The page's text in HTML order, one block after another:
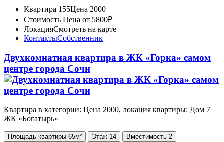
Квартира 155Цена 2000
Стоимость Цена от 5800₽
ЛокацияСмотреть на карте
КонтактыСобственник
Двухкомнатная квартира в ЖК «Горка» самом
центре города Сочи
Квартира в категории: Цена 2000, локация квартиры: Дом 7
ЖК «Богатырь»
Площадь квартиры 65м² Этаж 14 Вместимость 2